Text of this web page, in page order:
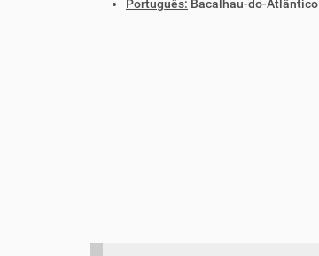
Português: Bacalhau-do-Atlântico